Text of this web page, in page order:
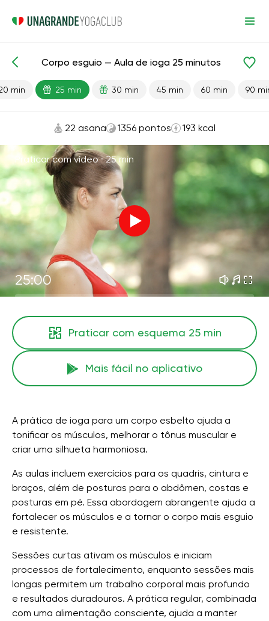
Aulas prontas Perda de peso
Corpo esguio — Aula de ioga 25 minutos
min 25 min 30 min 45 min 60 min 90
22 asana 1356 pontos 193 kcal
Praticar com vídeo ·25 min
25:00
Praticar com esquema 25 min
Mais fácil no aplicativo
A prática de ioga para um corpo esbelto ajuda a
tonificar os músculos, melhorar o tônus ​​muscular e
criar uma silhueta harmoniosa.
As aulas incluem exercícios para os quadris, cintura e
braços, além de posturas para o abdômen, costas e
posturas em pé. Essa abordagem abrangente ajuda a
fortalecer os músculos e a tornar o corpo mais esguio
e resistente.
Sessões curtas ativam os músculos e iniciam
processos de fortalecimento, enquanto sessões mais
longas permitem um trabalho corporal mais profundo
e resultados duradouros. A prática regular, combinada
com uma alimentação consciente, ajuda a manter